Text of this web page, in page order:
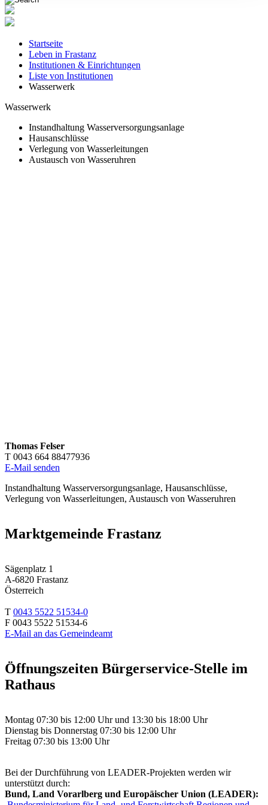
Startseite
Leben in Frastanz
Institutionen & Einrichtungen
Liste von Institutionen
Wasserwerk
Wasserwerk
Instandhaltung Wasserversorgungsanlage
Hausanschlüsse
Verlegung von Wasserleitungen
Austausch von Wasseruhren
Thomas Felser
T 0043 664 88477936
E-Mail senden
Instandhaltung Wasserversorgungsanlage, Hausanschlüsse,
Verlegung von Wasserleitungen, Austausch von Wasseruhren
Marktgemeinde Frastanz
Sägenplatz 1
A-6820 Frastanz
Österreich
T 0043 5522 51534-0
F 0043 5522 51534-6
E-Mail an das Gemeindeamt
Öffnungszeiten Bürgerservice-Stelle im
Rathaus
Montag 07:30 bis 12:00 Uhr und 13:30 bis 18:00 Uhr
Dienstag bis Donnerstag 07:30 bis 12:00 Uhr
Freitag 07:30 bis 13:00 Uhr
Bei der Durchführung von LEADER-Projekten werden wir
unterstützt durch:
Bund, Land Vorarlberg und Europäischer Union (LEADER):